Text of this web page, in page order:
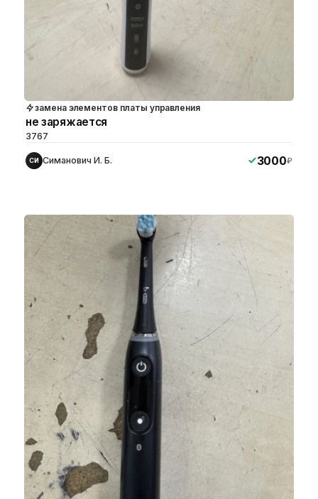
замена элементов платы управления
не заряжается
3767
СИ Симанович И. Б. 3000₽